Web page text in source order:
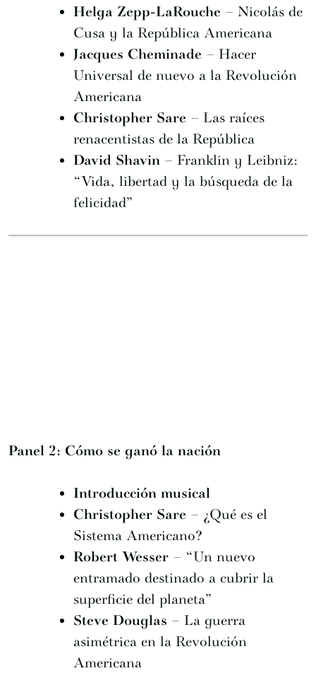
Helga Zepp-LaRouche – Nicolás de
Cusa y la República Americana
Jacques Cheminade – Hacer
Universal de nuevo a la Revolución
Americana
Christopher Sare – Las raíces
renacentistas de la República
David Shavin – Franklin y Leibniz:
“Vida, libertad y la búsqueda de la
felicidad”
Panel 2: Cómo se ganó la nación
Introducción musical
Christopher Sare – ¿Qué es el
Sistema Americano?
Robert Wesser – “Un nuevo
entramado destinado a cubrir la
superficie del planeta”
Steve Douglas – La guerra
asimétrica en la Revolución
Americana